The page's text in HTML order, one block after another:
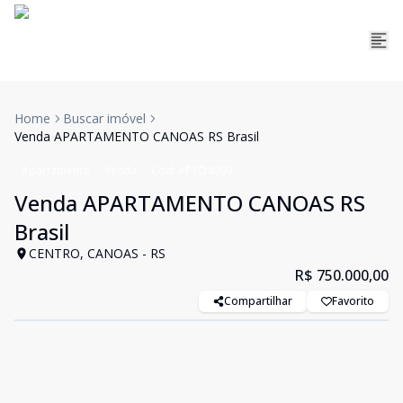
Home
Buscar imóvel
Venda APARTAMENTO CANOAS RS Brasil
Venda APARTAMENTO CANOAS RS
Brasil
CENTRO, CANOAS - RS
R$ 750.000,00
Compartilhar Favorito